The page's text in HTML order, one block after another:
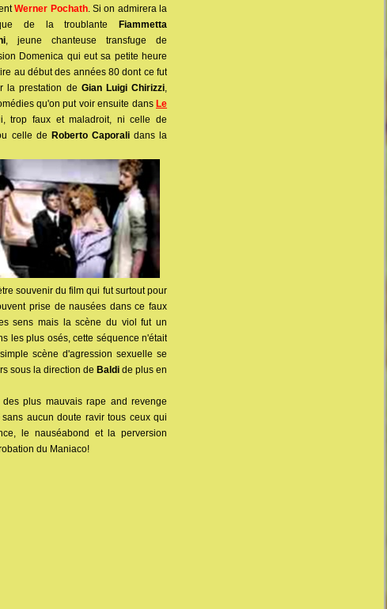
Werner Pochath. Si on admirera la
de la troublante
Fiammetta
, jeune chanteuse transfuge de
Domenica qui eut sa petite heure
au début des années 80 dont ce fut
la prestation de Gian Luigi Chirizzi,
qu'on put voir ensuite dans Le
trop faux et maladroit, ni celle de
celle de Roberto Caporalidans la
souvenir du film qui fut surtout pour
prise de nausées dans ce faux
sens mais la scène du viol fut un
les plus osés, cette séquence n'était
scène d'agression sexuelle se
sous la direction de Baldide plus en
plus mauvais rape and revenge
aucun doute ravir tous ceux qui
le nauséabond et la perversion
du Maniaco!